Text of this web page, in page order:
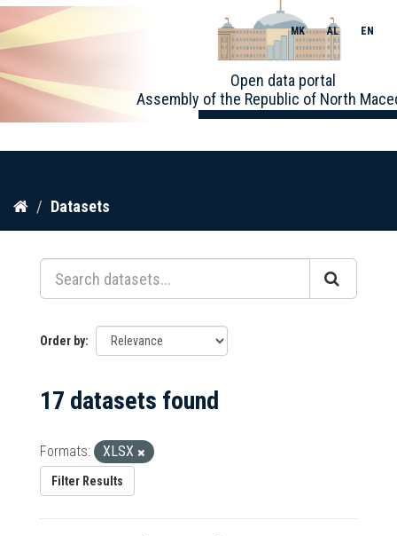
Skip
content
Open data portal
Assembly of the Republic of North
MK AL EN
Datasets
Order by
17 datasets found
Formats: XLSX
Filter Results